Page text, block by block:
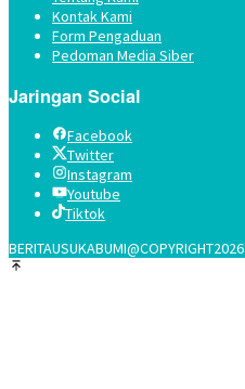
Kontak Kami
Form Pengaduan
Pedoman Media Siber
Jaringan Social
Facebook
Twitter
Instagram
Youtube
Tiktok
BERITAUSUKABUMI@COPYRIGHT2026